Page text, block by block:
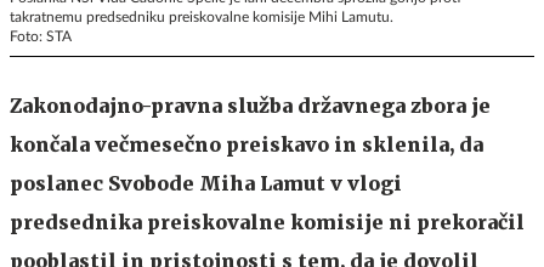
takratnemu predsedniku preiskovalne komisije Mihi Lamutu.
Foto: STA
Zakonodajno-pravna služba državnega zbora je
končala večmesečno preiskavo in sklenila, da
poslanec Svobode Miha Lamut v vlogi
predsednika preiskovalne komisije ni prekoračil
pooblastil in pristojnosti s tem, da je dovolil